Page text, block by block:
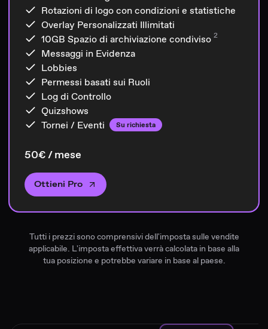
Rotazioni di logo con condizioni e statistiche
Overlay Personalizzati Illimitati
10GB Spazio di archiviazione condiviso 2
Messaggi in Evidenza
Lobbies
Permessi basati sui Ruoli
Log di Controllo
Quizshows
Tornei / Eventi
Su richiesta
50€ / mese
Ottieni Pro
Tutti i prezzi sono comprensivi dell'imposta sulle vendite
applicabile. L'imposta effettiva verrà calcolata in base alla
tua posizione e potrebbe variare in base al paese.